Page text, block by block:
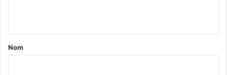
a
Nom